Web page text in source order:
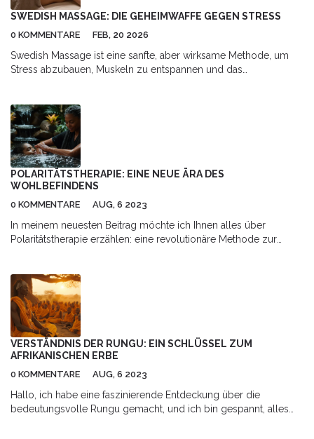
SWEDISH MASSAGE: DIE GEHEIMWAFFE GEGEN STRESS
0 KOMMENTARE FEB, 20 2026
Swedish Massage ist eine sanfte, aber wirksame Methode, um
Stress abzubauen, Muskeln zu entspannen und das
regelmäßigen Sitzungen.
POLARITÄTSTHERAPIE: EINE NEUE ÄRA DES
WOHLBEFINDENS
0 KOMMENTARE AUG, 6 2023
In meinem neuesten Beitrag möchte ich Ihnen alles über
Polaritätstherapie erzählen: eine revolutionäre Methode zur
den Körper und Geist auszugleichen und dabei zu helfen, unser
volles Potenzial zu erkennen. Dies ist weit mehr als eine
Modeerscheinung, es könnte der Schlüssel zu einem
gesünderen, erfüllten Leben sein. Joinen Sie mich, um mehr zu
erfahren!
VERSTÄNDNIS DER RUNGU: EIN SCHLÜSSEL ZUM
AFRIKANISCHEN ERBE
0 KOMMENTARE AUG, 6 2023
Hallo, ich habe eine faszinierende Entdeckung über die
bedeutungsvolle Rungu gemacht, und ich bin gespannt, alles